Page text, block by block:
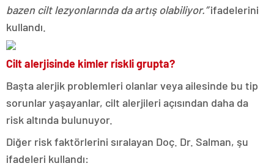
bazen cilt lezyonlarında da artış olabiliyor.”ifadelerini
kullandı.
Cilt alerjisinde kimler riskli grupta?
Başta alerjik problemleri olanlar veya ailesinde bu tip
sorunlar yaşayanlar, cilt alerjileri açısından daha da
risk altında bulunuyor.
Diğer risk faktörlerini sıralayan Doç. Dr. Salman, şu
ifadeleri kullandı: